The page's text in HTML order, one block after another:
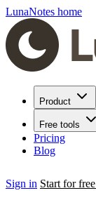
LunaNotes home
Product
Free tools
Pricing
Blog
Sign in Start for free